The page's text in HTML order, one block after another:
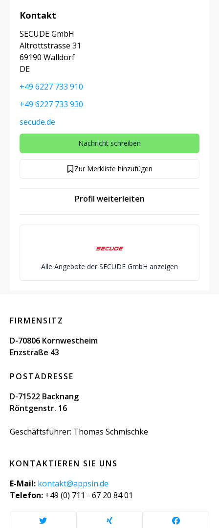
Kontakt
SECUDE GmbH
Altrottstrasse 31
69190 Walldorf
DE
+49 6227 733 910
+49 6227 733 930
secude.de
Nachricht schreiben
Zur Merkliste hinzufügen
Profil weiterleiten
Alle Angebote der SECUDE GmbH anzeigen
FIRMENSITZ
D-70806 Kornwestheim
Enzstraße 43
POSTADRESSE
D-71522 Backnang
Röntgenstr. 16
Geschäftsführer: Thomas Schmischke
KONTAKTIEREN SIE UNS
E-Mail: kontakt@appsin.de
Telefon: +49 (0) 711 - 67 20 84 01